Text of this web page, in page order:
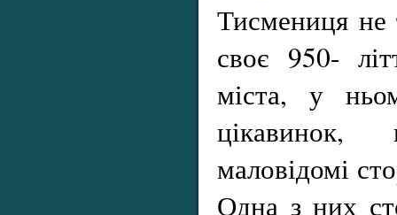
Тисмениця не
своє 950-
міста, у
цікавинок,
маловідомі
Одна з них